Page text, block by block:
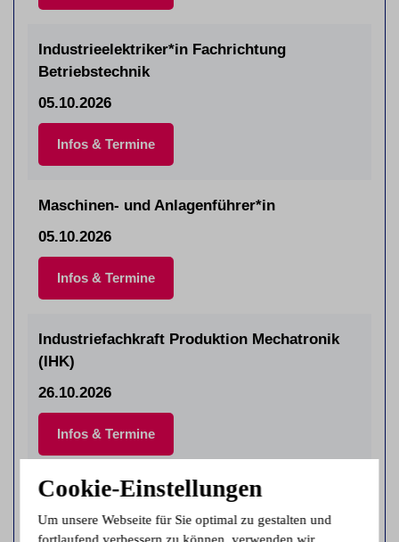
Industrieelektriker*in Fachrichtung
Betriebstechnik
05.10.2026
Infos & Termine
Maschinen- und Anlagenführer*in
05.10.2026
Infos & Termine
Industriefachkraft Produktion Mechatronik
(IHK)
26.10.2026
Infos & Termine
Industriefachkraft Produktion Metall (IHK)
26.10.2026
Cookie-Einstellungen
Um unsere Webseite für Sie optimal zu gestalten und